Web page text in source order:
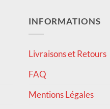
INFORMATIONS
Livraisons et Retours
FAQ
Mentions Légales